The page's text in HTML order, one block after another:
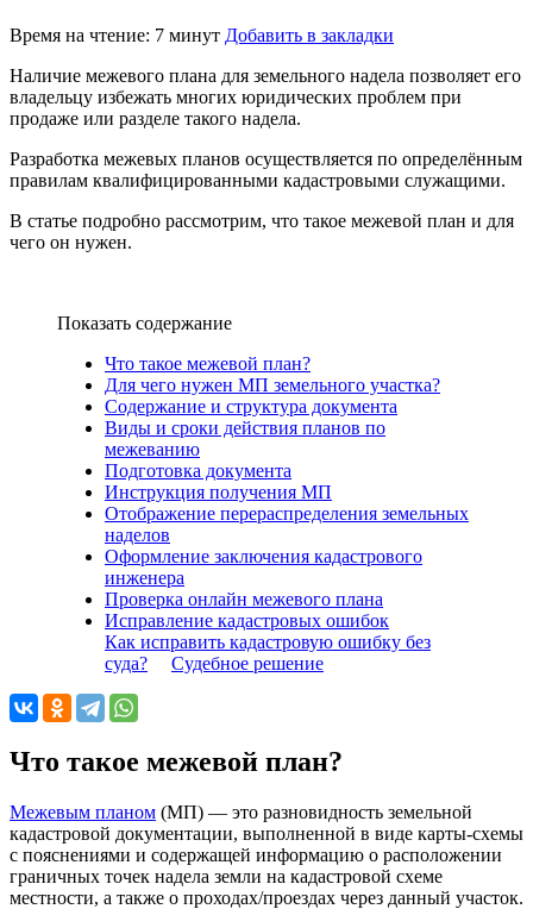
Время на чтение: 7 минут Добавить в закладки
Наличие межевого плана для земельного надела позволяет его
владельцу избежать многих юридических проблем при
продаже или разделе такого надела.
Разработка межевых планов осуществляется по определённым
правилам квалифицированными кадастровыми служащими.
В статье подробно рассмотрим, что такое межевой план и для
чего он нужен.
Показать содержание
Что такое межевой план?
Для чего нужен МП земельного участка?
Содержание и структура документа
Виды и сроки действия планов по
межеванию
Подготовка документа
Инструкция получения МП
Отображение перераспределения земельных
наделов
Оформление заключения кадастрового
инженера
Проверка онлайн межевого плана
Исправление кадастровых ошибок
Как исправить кадастровую ошибку без
суда?
Судебное решение
Что такое межевой план?
Межевым планом (МП) — это разновидность земельной
кадастровой документации, выполненной в виде карты-схемы
с пояснениями и содержащей информацию о расположении
граничных точек надела земли на кадастровой схеме
местности, а также о проходах/проездах через данный участок.